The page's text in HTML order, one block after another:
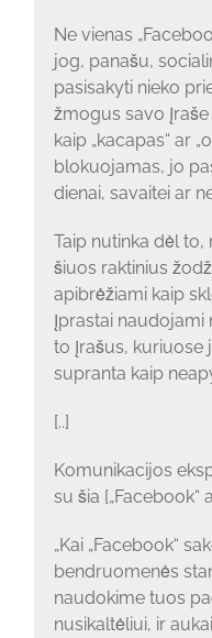
Ne vienas
jog, panašu,
pasisakyti nieko
žmogus savo
kaip „kacapas“ ar
blokuojamas, jo
dienai, savaitei ar
Taip nutinka dėl
šiuos raktinius
apibrėžiami kaip
įprastai naudojami
to įrašus, kuriuose
supranta kaip
[..]
Komunikacijos
su šia
„Kai „Facebook“
bendruomenės
naudokime tuos
nusikaltėliui, ir